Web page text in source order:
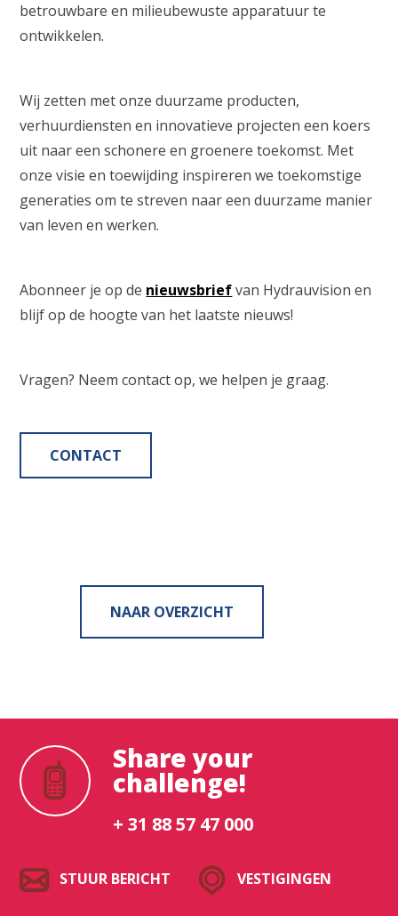
betrouwbare en milieubewuste apparatuur te
ontwikkelen.
Wij zetten met onze duurzame producten,
verhuurdiensten en innovatieve projecten een koers
uit naar een schonere en groenere toekomst. Met
onze visie en toewijding inspireren we toekomstige
generaties om te streven naar een duurzame manier
van leven en werken.
Abonneer je op de nieuwsbriefvan Hydrauvision en
blijf op de hoogte van het laatste nieuws!
Vragen? Neem contact op, we helpen je graag.
CONTACT
NAAR OVERZICHT
Share your
challenge!
+ 31 88 57 47 000
STUUR BERICHT VESTIGINGEN